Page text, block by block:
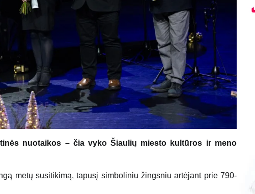
nuotaikos – čia vyko Šiaulių miesto kultūros ir meno
metų susitikimą, tapusį simboliniu žingsniu artėjant prie 790-